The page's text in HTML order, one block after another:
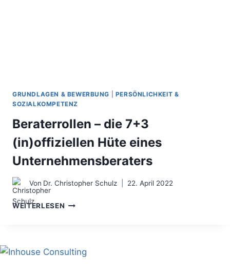
GRUNDLAGEN & BEWERBUNG
PERSÖNLICHKEIT &
SOZIALKOMPETENZ
Beraterrollen – die 7+3
(in)offiziellen Hüte eines
Unternehmensberaters
Von Dr. Christopher Schulz 22. April 2022
WEITERLESEN BERATERROLLEN
(IN)OFFIZIELLEN
HÜTE